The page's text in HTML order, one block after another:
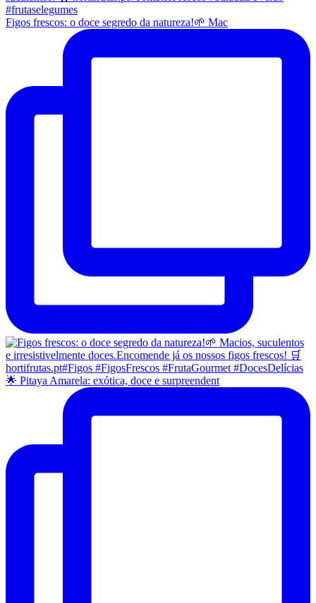
Figos frescos: o doce segredo da natureza!🌱 Mac
🌟 Pitaya Amarela: exótica, doce e surpreendent